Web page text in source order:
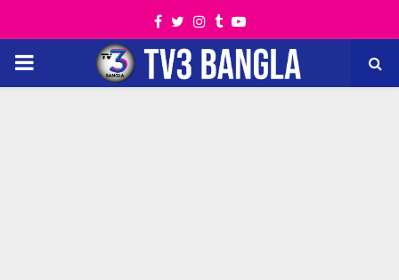
Facebook
TwitterInstagram
TumblrYoutube
PRIMARY